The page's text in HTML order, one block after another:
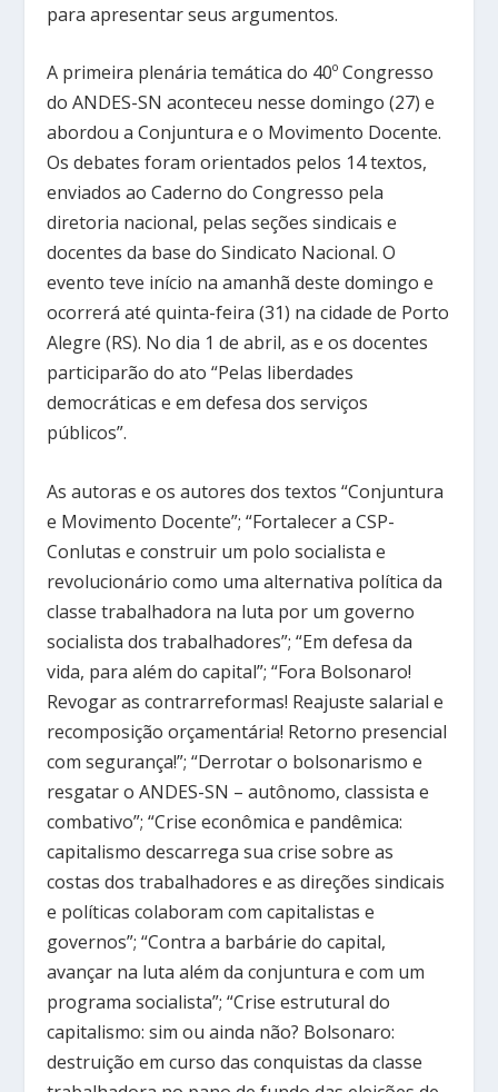
para apresentar seus argumentos.
A primeira plenária temática do 40º Congresso
do ANDES-SN aconteceu nesse domingo (27) e
abordou a Conjuntura e o Movimento Docente.
Os debates foram orientados pelos 14 textos,
enviados ao Caderno do Congresso pela
diretoria nacional, pelas seções sindicais e
docentes da base do Sindicato Nacional. O
evento teve início na amanhã deste domingo e
ocorrerá até quinta-feira (31) na cidade de Porto
Alegre (RS). No dia 1 de abril, as e os docentes
participarão do ato “Pelas liberdades
democráticas e em defesa dos serviços
públicos”.
As autoras e os autores dos textos “Conjuntura
e Movimento Docente”; “Fortalecer a CSP-
Conlutas e construir um polo socialista e
revolucionário como uma alternativa política da
classe trabalhadora na luta por um governo
socialista dos trabalhadores”; “Em defesa da
vida, para além do capital”; “Fora Bolsonaro!
Revogar as contrarreformas! Reajuste salarial e
recomposição orçamentária! Retorno presencial
com segurança!”; “Derrotar o bolsonarismo e
resgatar o ANDES-SN – autônomo, classista e
combativo”; “Crise econômica e pandêmica:
capitalismo descarrega sua crise sobre as
costas dos trabalhadores e as direções sindicais
e políticas colaboram com capitalistas e
governos”; “Contra a barbárie do capital,
avançar na luta além da conjuntura e com um
programa socialista”; “Crise estrutural do
capitalismo: sim ou ainda não? Bolsonaro:
destruição em curso das conquistas da classe